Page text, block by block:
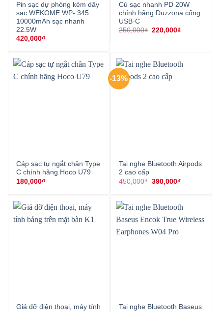
Pin sạc dự phòng kèm dây
sạc WEKOME WP- 345
10000mAh sạc nhanh
22.5W
420,000₫
Củ sạc nhanh PD 20W
chính hãng Duzzona cổng
USB-C
250,000₫ Giá
220,000₫Giá
Cáp sạc tự ngắt chân Type
C chính hãng Hoco U79
180,000₫
-13%
Tai nghe Bluetooth Airpods
2 cao cấp
450,000₫ Giá
390,000₫Giá
390,000₫.
Giá đỡ điện thoại, máy tính
Tai nghe Bluetooth Baseus